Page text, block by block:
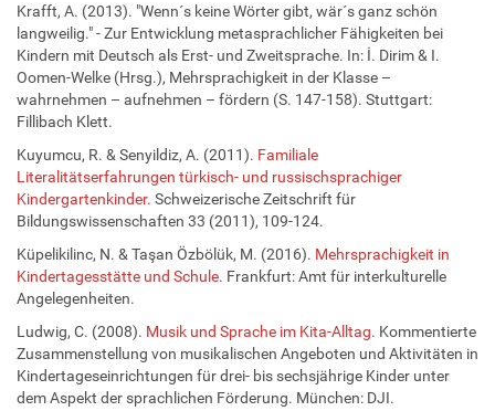
Krafft, A. (2013). "Wenn´s keine Wörter gibt, wär´s ganz schön
langweilig." - Zur Entwicklung metasprachlicher Fähigkeiten bei
Kindern mit Deutsch als Erst- und Zweitsprache. In: İ. Dirim & I.
Oomen-Welke (Hrsg.), Mehrsprachigkeit in der Klasse –
wahrnehmen – aufnehmen – fördern (S. 147-158). Stuttgart:
Fillibach Klett.
Kuyumcu, R. & Senyildiz, A. (2011). Familiale
Literalitätserfahrungen türkisch- und russischsprachiger
Kindergartenkinder. Schweizerische Zeitschrift für
Bildungswissenschaften 33 (2011), 109-124.
Küpelikilinc, N. & Taşan Özbölük, M. (2016). Mehrsprachigkeit in
Kindertagesstätte und Schule. Frankfurt: Amt für interkulturelle
Angelegenheiten.
Ludwig, C. (2008). Musik und Sprache im Kita-Alltag. Kommentierte
Zusammenstellung von musikalischen Angeboten und Aktivitäten in
Kindertageseinrichtungen für drei- bis sechsjährige Kinder unter
dem Aspekt der sprachlichen Förderung. München: DJI.